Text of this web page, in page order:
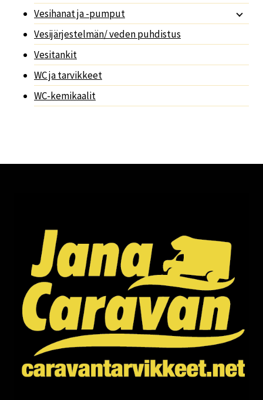
Vesihanat ja -pumput
Vesijärjestelmän/ veden puhdistus
Vesitankit
WC ja tarvikkeet
WC-kemikaalit